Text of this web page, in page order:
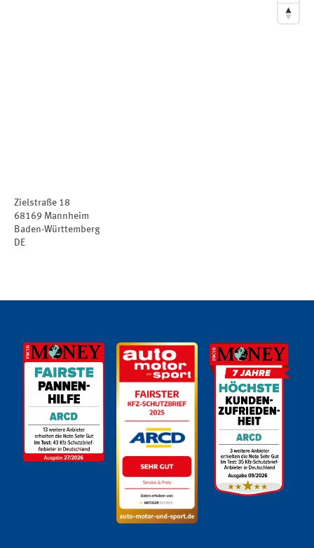
Zielstraße 18
68169 Mannheim
Baden-Württemberg
DE